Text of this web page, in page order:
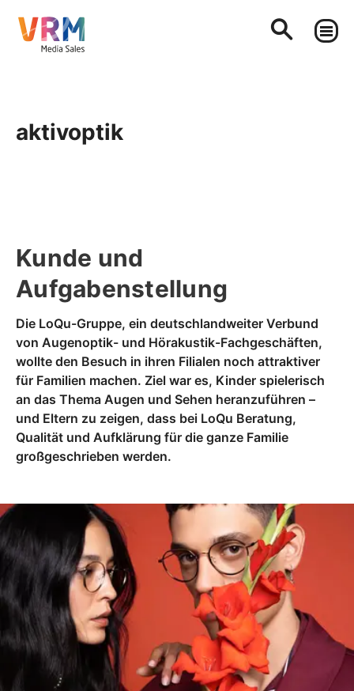
aktivoptik
Kunde und
Aufgabenstellung
Die LoQu-Gruppe, ein deutschlandweiter Verbund
von Augenoptik- und Hörakustik-Fachgeschäften,
wollte den Besuch in ihren Filialen noch attraktiver
für Familien machen. Ziel war es, Kinder spielerisch
an das Thema Augen und Sehen heranzuführen –
und Eltern zu zeigen, dass bei LoQu Beratung,
Qualität und Aufklärung für die ganze Familie
großgeschrieben werden.